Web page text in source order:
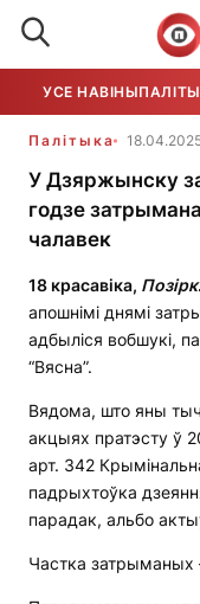
УСЕ НАВІНЫ
Палітыка
У Дзяржынску
годзе
чалавек
18 красавіка, Позірк.
апошнімі днямі
адбыліся вобшукі,
“Вясна”.
Вядома, што яны
акцыях пратэсту ў
арт. 342
падрыхтоўка
парадак, альбо
Частка затрыманых